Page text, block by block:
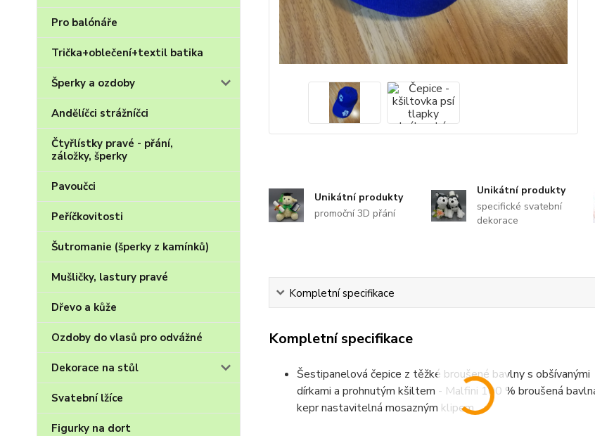
Pro balónáře
Trička+oblečení+textil batika
Šperky a ozdoby
Andělíčci strážníčci
Čtyřlístky pravé - přání,
záložky, šperky
Pavoučci
Peříčkovitosti
Šutromanie (šperky z kamínků)
Mušličky, lastury pravé
Dřevo a kůže
Ozdoby do vlasů pro odvážné
Dekorace na stůl
Svatební lžíce
Figurky na dort
Unikátní produkty
promoční 3D přání
Unikátní produkty
specifické svatební
dekorace
Kompletní specifikace
Kompletní specifikace
Šestipanelová čepice z těžké broušené bavlny s obšívanými
dírkami a prohnutým kšiltem - Malfini 100 % broušená
kepr nastavitelná mosazným klipem